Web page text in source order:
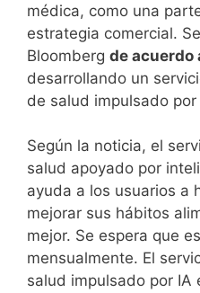
médica, como una
estrategia comercial.
Bloomberg de acuerdo
desarrollando un
de salud impulsado
Según la noticia, el
salud apoyado por
ayuda a los usuarios a
mejorar sus hábitos
mejor. Se espera que
mensualmente. El
salud impulsado por IA